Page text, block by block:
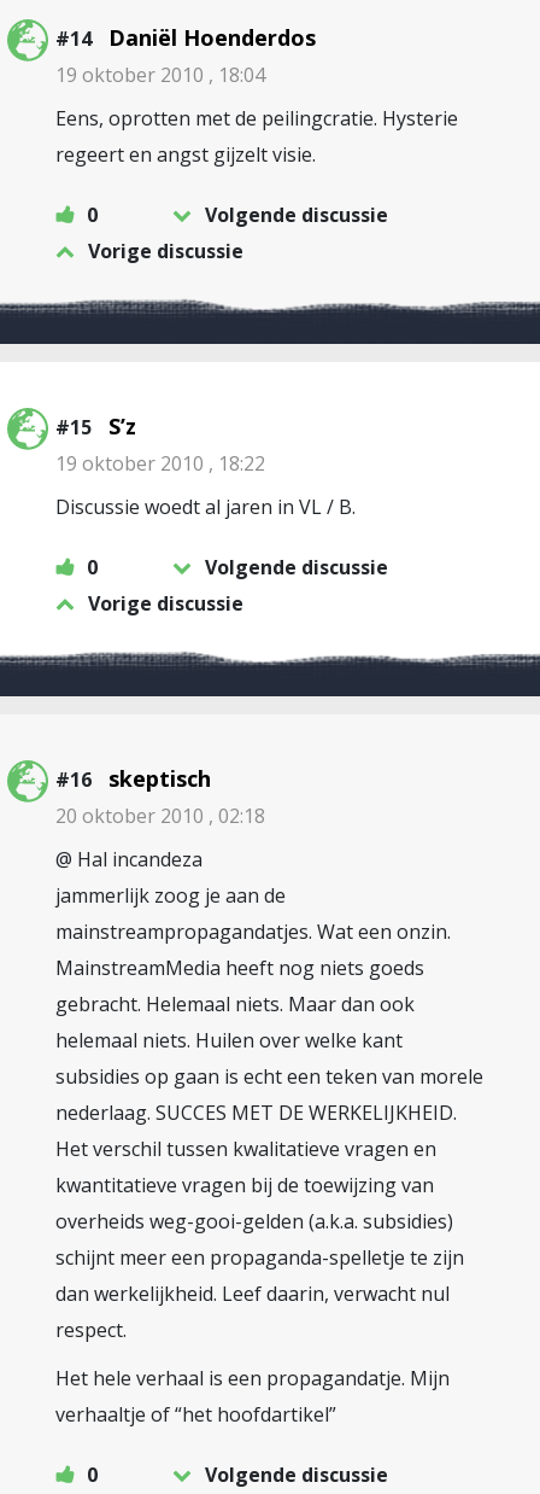
#14 Daniël Hoenderdos
19 oktober 2010 , 18:04
Eens, oprotten met de peilingcratie. Hysterie
regeert en angst gijzelt visie.
0
Volgende discussie
Vorige discussie
#15 S’z
19 oktober 2010 , 18:22
Discussie woedt al jaren in VL / B.
0
Volgende discussie
Vorige discussie
#16 skeptisch
20 oktober 2010 , 02:18
@ Hal incandeza
jammerlijk zoog je aan de
mainstreampropagandatjes. Wat een onzin.
MainstreamMedia heeft nog niets goeds
gebracht. Helemaal niets. Maar dan ook
helemaal niets. Huilen over welke kant
subsidies op gaan is echt een teken van morele
nederlaag. SUCCES MET DE WERKELIJKHEID.
Het verschil tussen kwalitatieve vragen en
kwantitatieve vragen bij de toewijzing van
overheids weg-gooi-gelden (a.k.a. subsidies)
schijnt meer een propaganda-spelletje te zijn
dan werkelijkheid. Leef daarin, verwacht nul
respect.
Het hele verhaal is een propagandatje. Mijn
verhaaltje of “het hoofdartikel”
0
Volgende discussie